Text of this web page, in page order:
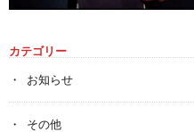
カテゴリー
お知らせ
その他